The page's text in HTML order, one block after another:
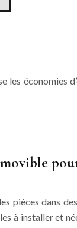
économies
pièces dans
à installer et